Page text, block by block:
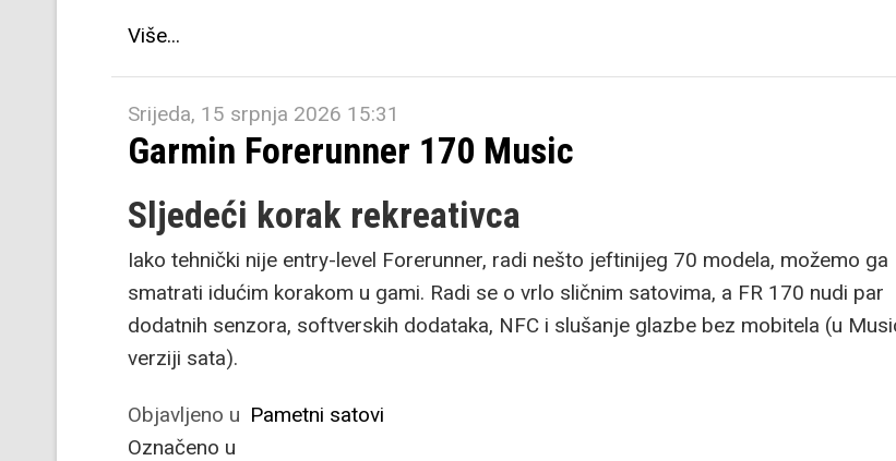
Više...
Srijeda, 15 srpnja 2026 15:31
Garmin Forerunner 170 Music
Sljedeći korak rekreativca
Iako tehnički nije entry-level Forerunner, radi nešto jeftinijeg 70 modela, možemo ga
smatrati idućim korakom u gami. Radi se o vrlo sličnim satovima, a FR 170 nudi par
dodatnih senzora, softverskih dodataka, NFC i slušanje glazbe bez mobitela (u
verziji sata).
Objavljeno u Pametni satovi
Označeno u